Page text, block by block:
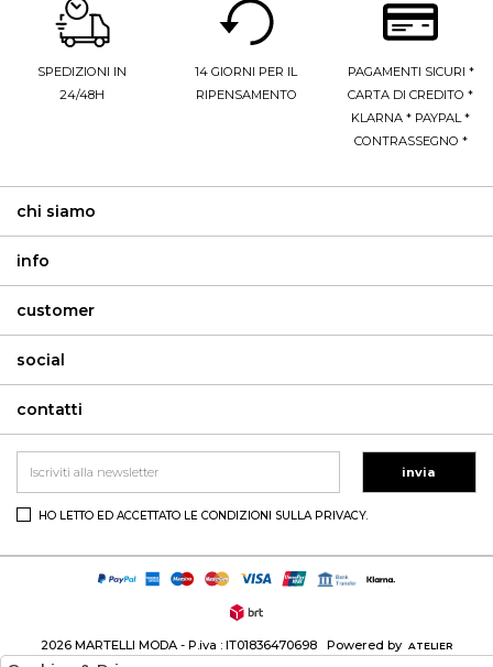
SPEDIZIONI IN
24/48H
14 GIORNI PER IL
RIPENSAMENTO
PAGAMENTI SICURI *
CARTA DI CREDITO *
KLARNA * PAYPAL *
CONTRASSEGNO *
chi siamo
info
customer
social
contatti
HO LETTO ED ACCETTATO LE CONDIZIONI SULLA PRIVACY.
invia
2026 MARTELLI MODA - P.iva : IT01836470698 Powered by ATELIER